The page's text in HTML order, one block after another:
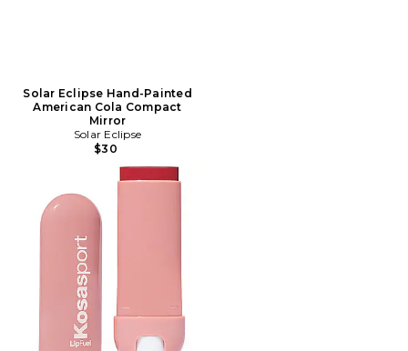
Solar Eclipse Hand-Painted
American Cola Compact
Mirror
Solar Eclipse
$30